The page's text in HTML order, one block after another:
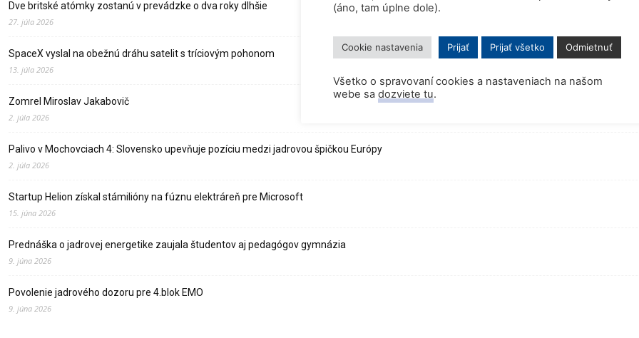
Dve britské atómky zostanú v prevádzke o dva roky dlhšie
27. júla 2026
SpaceX vyslal na obežnú dráhu satelit s tríciovým pohonom
13. júla 2026
Zomrel Miroslav Jakabovič
2. júla 2026
Palivo v Mochovciach 4: Slovensko upevňuje pozíciu medzi jadrovou špičkou Európy
2. júla 2026
Startup Helion získal stámilióny na fúznu elektráreň pre Microsoft
15. júna 2026
Prednáška o jadrovej energetike zaujala študentov aj pedagógov gymnázia
9. júna 2026
Povolenie jadrového dozoru pre 4.blok EMO
9. júna 2026
(áno, tam úplne dole).
Cookie nastavenia Prijať Prijať všetko Odmietnuť
Všetko o spravovaní cookies a nastaveniach na našom
webe sa dozviete tu.